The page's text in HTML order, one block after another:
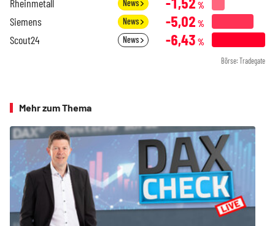
Rheinmetall News %
Siemens News -5,02 %
Scout24 News -6,43 %
Börse: Tradegate
Mehr zum Thema